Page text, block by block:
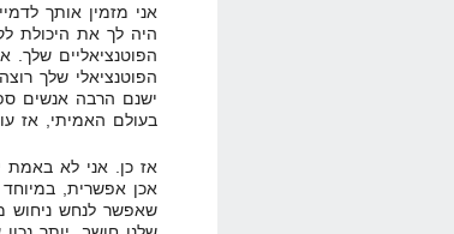
אני מזמין אותך
היה לך את היכולת
הפוטנציאליים שלך.
הפוטנציאלי שלך
ישנם הרבה אנשים
בעולם האמיתי, אז
אז כן. אני לא באמת
אכן אפשרית,
שאפשר לנחש ניחוש